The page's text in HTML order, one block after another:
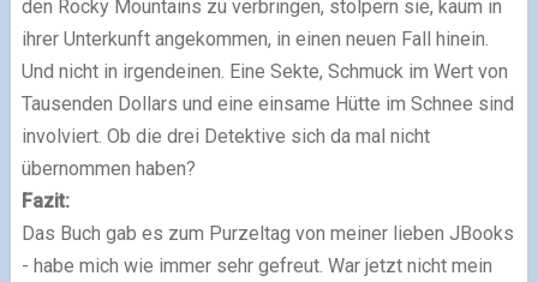
den Rocky Mountains zu verbringen, stolpern sie, kaum in
ihrer Unterkunft angekommen, in einen neuen Fall hinein.
Und nicht in irgendeinen. Eine Sekte, Schmuck im Wert von
Tausenden Dollars und eine einsame Hütte im Schnee sind
involviert. Ob die drei Detektive sich da mal nicht
übernommen haben?
Fazit:
Das Buch gab es zum Purzeltag von meiner lieben JBooks
- habe mich wie immer sehr gefreut. War jetzt nicht mein